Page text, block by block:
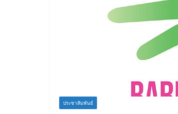
ประชาสัมพันธ์